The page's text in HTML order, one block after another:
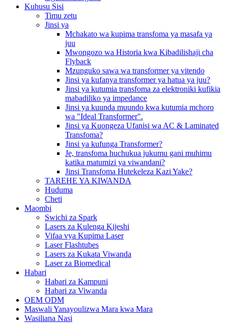
Kuhusu Sisi
Timu zetu
Jinsi ya
Mchakato wa kupima transfoma ya masafa ya
juu
Mwongozo wa Historia kwa Kibadilishaji cha
Flyback
Mzunguko sawa wa transformer ya vitendo
Jinsi ya kufanya transformer ya hatua ya juu?
Jinsi ya kutumia transfoma za elektroniki kufikia
mabadiliko ya impedance
Jinsi ya kuunda muundo kwa kutumia mchoro
wa "Ideal Transformer".
Jinsi ya Kuongeza Ufanisi wa AC & Laminated
Transfoma?
Jinsi ya kufunga Transformer?
Je, transfoma huchukua jukumu gani muhimu
katika matumizi ya viwandani?
Jinsi Transfoma Hutekeleza Kazi Yake?
TAREHE YA KIWANDA
Huduma
Cheti
Maombi
Swichi za Spark
Lasers za Kulenga Kijeshi
Vifaa vya Kupima Laser
Laser Flashtubes
Lasers za Kukata Viwanda
Laser za Biomedical
Habari
Habari za Kampuni
Habari za Viwanda
OEM ODM
Maswali Yanayoulizwa Mara kwa Mara
Wasiliana Nasi